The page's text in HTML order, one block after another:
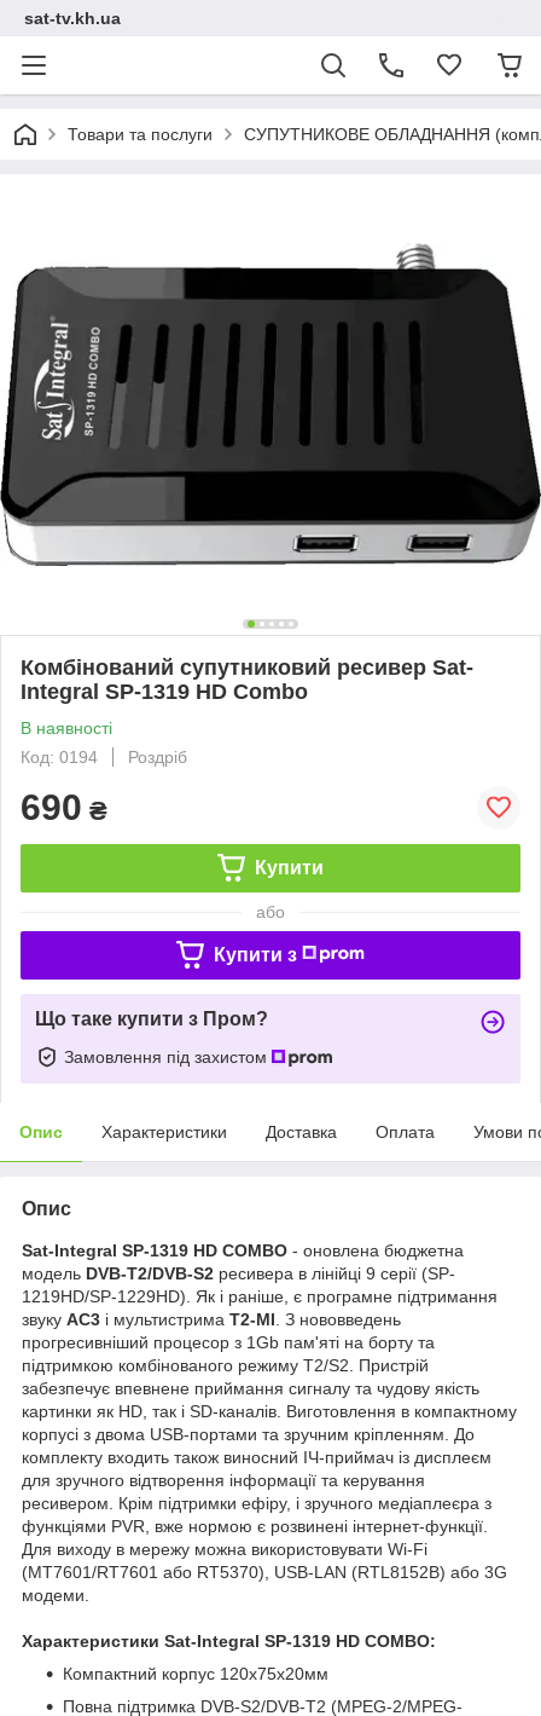
sat-tv.kh.ua
Товари та послуги СУПУТНИКОВЕ ОБЛАДНАННЯ
Комбінований супутниковий ресивер Sat-
Integral SP-1319 HD Combo
В наявності
Код: 0194
Роздріб
690 ₴
Купити
або
Купити з
Що таке купити з Пром?
Замовлення під захистом
Опис Характеристики Доставка Оплата Умови
Опис
Sat-Integral SP-1319 HD COMBO - оновлена бюджетна
модель DVB-T2/DVB-S2 ресивера в лінійці 9 серії (SP-
1219HD/SP-1229HD). Як і раніше, є програмне підтримання
звуку AC3 і мультистрима T2-MI . З нововведень
прогресивніший процесор з 1Gb пам'яті на борту та
підтримкою комбінованого режиму T2/S2. Пристрій
забезпечує впевнене приймання сигналу та чудову якість
картинки як HD, так і SD-каналів. Виготовлення в компактному
корпусі з двома USB-портами та зручним кріпленням. До
комплекту входить також виносний ІЧ-приймач із дисплеєм
для зручного відтворення інформації та керування
ресивером. Крім підтримки ефіру, і зручного медіаплеєра з
функціями PVR, вже нормою є розвинені інтернет-функції.
Для виходу в мережу можна використовувати Wi-Fi
(MT7601/RT7601 або RT5370), USB-LAN (RTL8152B) або 3G
модеми.
Характеристики Sat-Integral SP-1319 HD COMBO:
Компактний корпус 120x75x20мм
Повна підтримка DVB-S2/DVB-T2 (MPEG-2/MPEG-